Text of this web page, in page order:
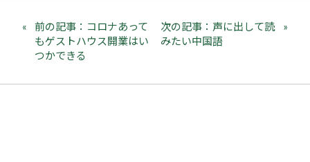
前の記事：コロナあって
もゲストハウス開業はい
つかできる
次の記事：声に出して読
みたい中国語